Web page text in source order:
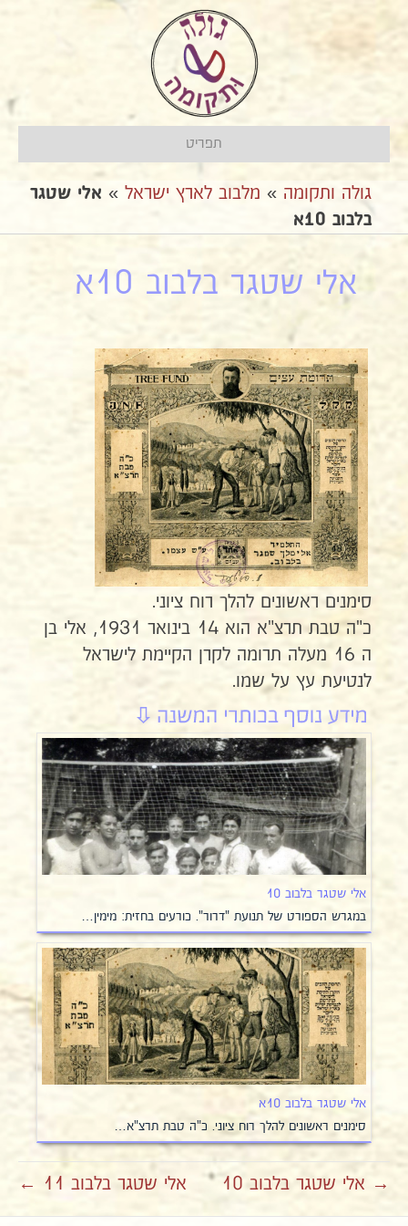
תפריט
גולה ותקומה » מלבוב לארץ ישראל » אלי שטגר
בלבוב 10א
אלי שטגר בלבוב 10א
סימנים ראשונים להלך רוח ציוני.
כ"ה טבת תרצ"א הוא 14 בינואר 1931, אלי בן
ה 16 מעלה תרומה לקרן הקיימת לישראל
לנטיעת עץ על שמו.
אלי שטגר בלבוב 10
במגרש הספורט של תנועת "דרור". כורעים בחזית: מימין…
אלי שטגר בלבוב 10א
סימנים ראשונים להלך רוח ציוני. כ"ה טבת תרצ"א…
→ אלי שטגר בלבוב 10 אלי שטגר בלבוב 11 ←